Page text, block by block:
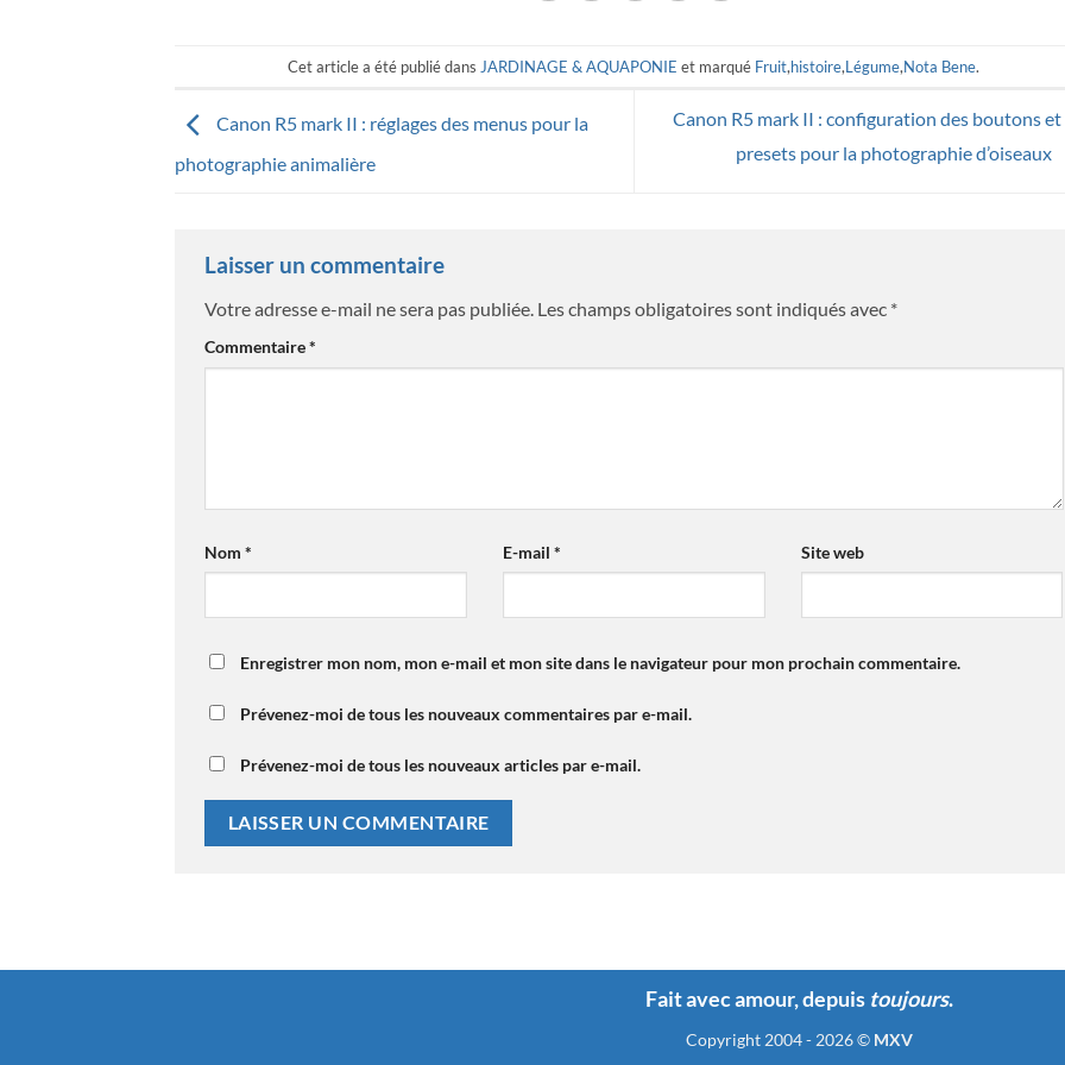
Cet article a été publié dans JARDINAGE & AQUAPONIE et marqué Fruit,histoire,Légume,Nota Bene.
Canon R5 mark II : réglages des menus pour la
photographie animalière
Canon R5 mark II : configuration des boutons et
presets pour la photographie d’oiseaux
Laisser un commentaire
Votre adresse e-mail ne sera pas publiée. Les champs obligatoires sont indiqués avec *
Commentaire*
Nom * E-mail * Site web
Enregistrer mon nom, mon e-mail et mon site dans le navigateur pour mon prochain commentaire.
Prévenez-moi de tous les nouveaux commentaires par e-mail.
Prévenez-moi de tous les nouveaux articles par e-mail.
Fait avec amour, depuis toujours.
Copyright 2004 - 2026 © MXV